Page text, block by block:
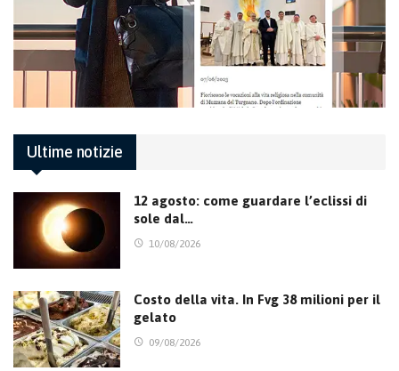
Ultime notizie
12 agosto: come guardare l’eclissi di
sole dal…
10/08/2026
Costo della vita. In Fvg 38 milioni per il
gelato
09/08/2026